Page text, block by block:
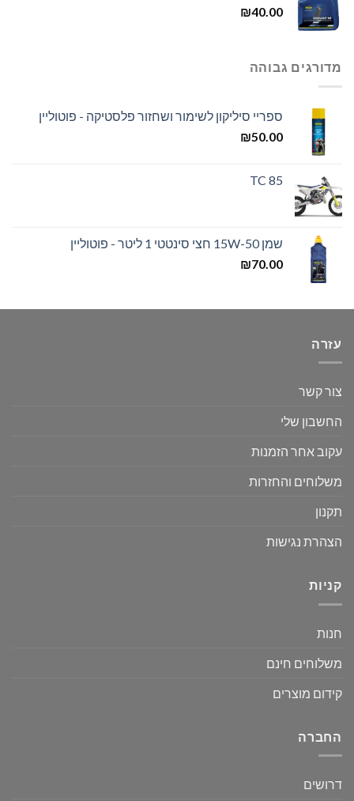
₪40.00
מדורגים גבוהה
ספריי סיליקון לשימור ושחזור פלסטיקה - פוטוליין
₪50.00
TC 85
שמן 15W-50 חצי סינטטי 1 ליטר - פוטוליין
₪70.00
עזרה
צור קשר
החשבון שלי
עקוב אחר הזמנות
משלוחים והחזרות
תקנון
הצהרת נגישות
קניות
חנות
משלוחים חינם
קידום מוצרים
החברה
דרושים